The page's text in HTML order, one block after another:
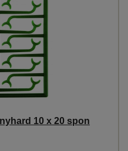
10 x 20 spon